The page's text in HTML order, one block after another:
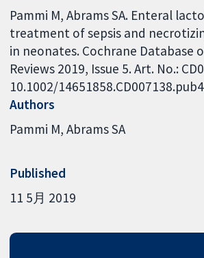
Pammi M, Abrams SA. Enteral
treatment of sepsis and
in neonates. Cochrane Database
Reviews 2019, Issue 5. Art. No.:
10.1002/
Authors
Pammi M Abrams SA
Published
11 5月 2019